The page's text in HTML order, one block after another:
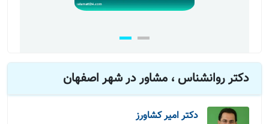
دکتر روانشناس ، مشاور در شهر اصفهان
دکتر امیر کشاورز